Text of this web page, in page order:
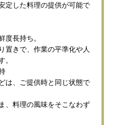
定した料理の提供が可能で
度長持ち。
置きで、作業の平準化や人
。
は、ご提供時と同じ状態で
、料理の風味をそこなわず